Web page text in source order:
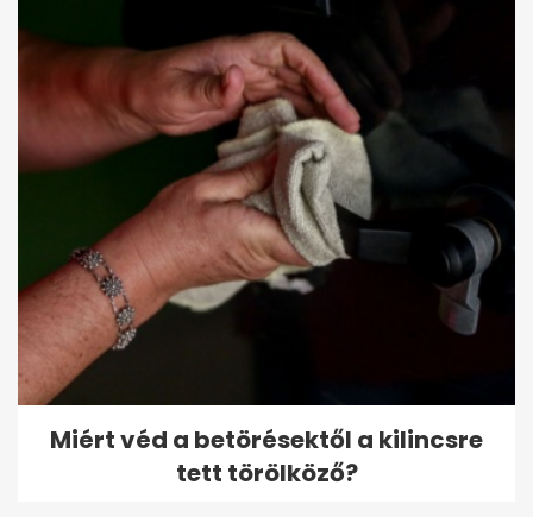
Miért véd a betörésektől a kilincsre
tett törölköző?